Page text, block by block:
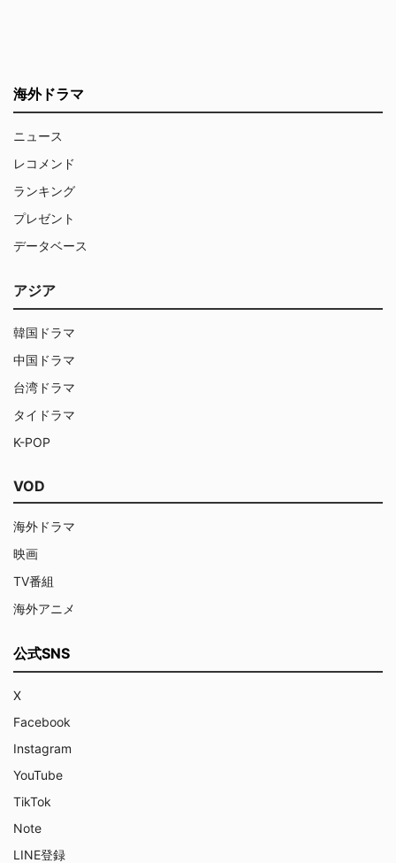
海外ドラマ
ニュース
レコメンド
ランキング
プレゼント
データベース
アジア
韓国ドラマ
中国ドラマ
台湾ドラマ
タイドラマ
K-POP
VOD
海外ドラマ
映画
TV番組
海外アニメ
公式SNS
X
Facebook
Instagram
YouTube
TikTok
Note
LINE登録